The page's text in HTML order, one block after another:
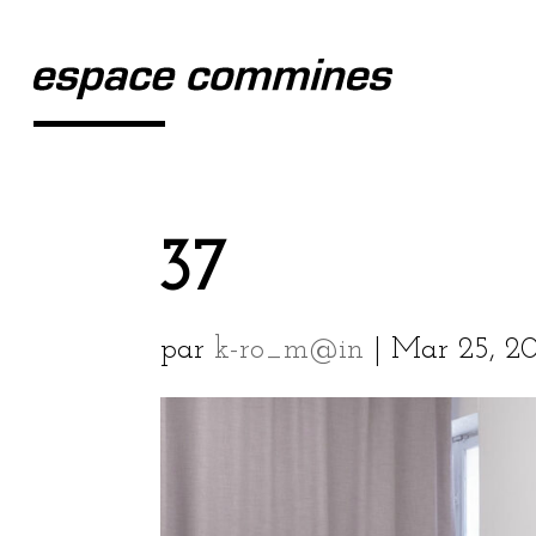
37
par k-ro_m@in Mar 25,